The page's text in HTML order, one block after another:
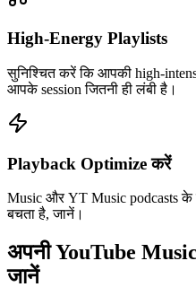
High-Energy Playlists
सुनिश्चित करें कि आपकी high-
आपके session जितनी ही लंबी है।
Playback Optimize करें
Music और YT Music podcasts के
बचता है, जानें।
अपनी YouTube
जानें